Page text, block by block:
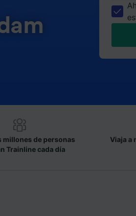
millones de personas
Trainline cada día
Viaja a